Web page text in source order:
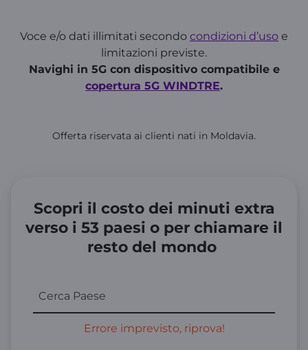
Voce e/o dati illimitati secondo condizioni d’uso e
limitazioni previste.
Navighi in 5G con dispositivo compatibile e
copertura 5G WINDTRE.
Offerta riservata ai clienti nati in Moldavia.
Scopri il costo dei minuti extra
verso i 53 paesi o per chiamare il
resto del mondo
Cerca Paese
Errore imprevisto, riprova!